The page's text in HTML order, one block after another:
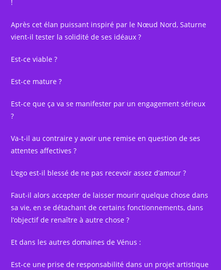
!
Après cet élan puissant inspiré par le Nœud Nord, Saturne
vient-il tester la solidité de ses idéaux ?
Est-ce viable ?
Est-ce mature ?
Est-ce que ça va se manifester par un engagement sérieux
?
Va-t-il au contraire y avoir une remise en question de ses
attentes affectives ?
L‘ego est-il blessé de ne pas recevoir assez d’amour ?
Faut-il alors accepter de laisser mourir quelque chose dans
sa vie, en se détachant de certains fonctionnements, dans
l’objectif de renaître à autre chose ?
Et dans les autres domaines de Vénus :
Est-ce une prise de responsabilité dans un projet artistique